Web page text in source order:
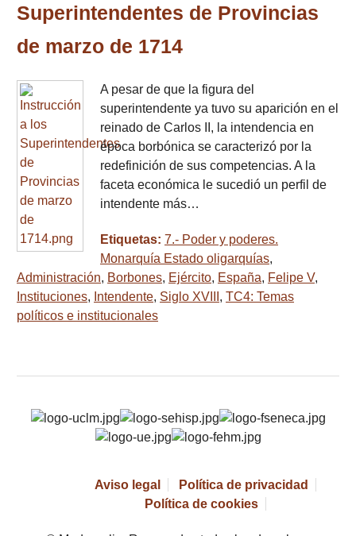
Superintendentes de Provincias
de marzo de 1714
A pesar de que la figura del
superintendente ya tuvo su aparición en el
reinado de Carlos II, la intendencia en
época borbónica se caracterizó por la
redefinición de sus competencias. A la
faceta económica le sucedió un perfil de
intendente más…
Etiquetas: 7.- Poder y poderes.
Monarquía Estado oligarquías,
Administración, Borbones, Ejército, España, Felipe V,
Instituciones, Intendente, Siglo XVIII , TC4: Temas
políticos e institucionales
Aviso legal
Política de privacidad
Política de cookies